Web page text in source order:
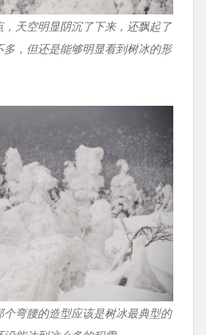
天空明显阴沉了下来，还飘起了
，但还是能够明显看到树冰的形
弯腰的造型应该是树冰最典型的